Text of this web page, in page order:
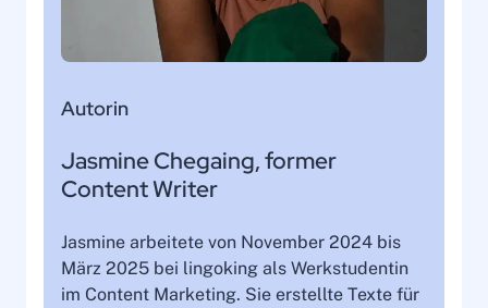
Autorin
Jasmine Chegaing, former
Content Writer
Jasmine arbeitete von November 2024 bis
März 2025 bei lingoking als Werkstudentin
im Content Marketing. Sie erstellte Texte für